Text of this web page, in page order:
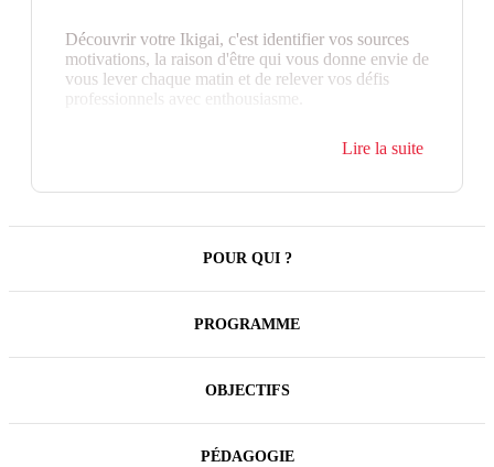
Découvrir votre Ikigai, c'est identifier vos sources
motivations, la raison d'être qui vous donne envie de
vous lever chaque matin et de relever vos défis
professionnels avec enthousiasme.
chrono de découvrir ce concept japonais de l'Ikigai
différentes dimensions.
formation de 2 jours : "Activer ses leviers de
9618).
Lire la suite
POUR QUI ?
PROGRAMME
OBJECTIFS
PÉDAGOGIE